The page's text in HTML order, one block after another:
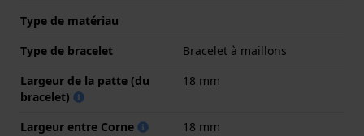
Type de matériau
Type de bracelet
Bracelet à maillons
Largeur de la patte (du
bracelet)
18 mm
Largeur entre Corne
18 mm